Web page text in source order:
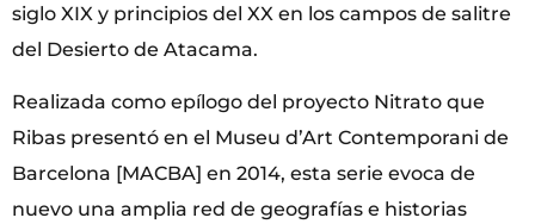
siglo XIX y principios del XX en los campos de salitre
del Desierto de Atacama.
Realizada como epílogo del proyecto Nitrato que
Ribas presentó en el Museu d’Art Contemporani de
Barcelona [MACBA] en 2014, esta serie evoca de
nuevo una amplia red de geografías e historias